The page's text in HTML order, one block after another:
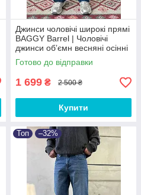
Джинси чоловічі широкі прямі
BAGGY Barrel | Чоловічі
джинси обʼємн весняні осінні
Baggy
Готово до відправки
1 699 ₴ 2 500 ₴
Купити
Топ –32%